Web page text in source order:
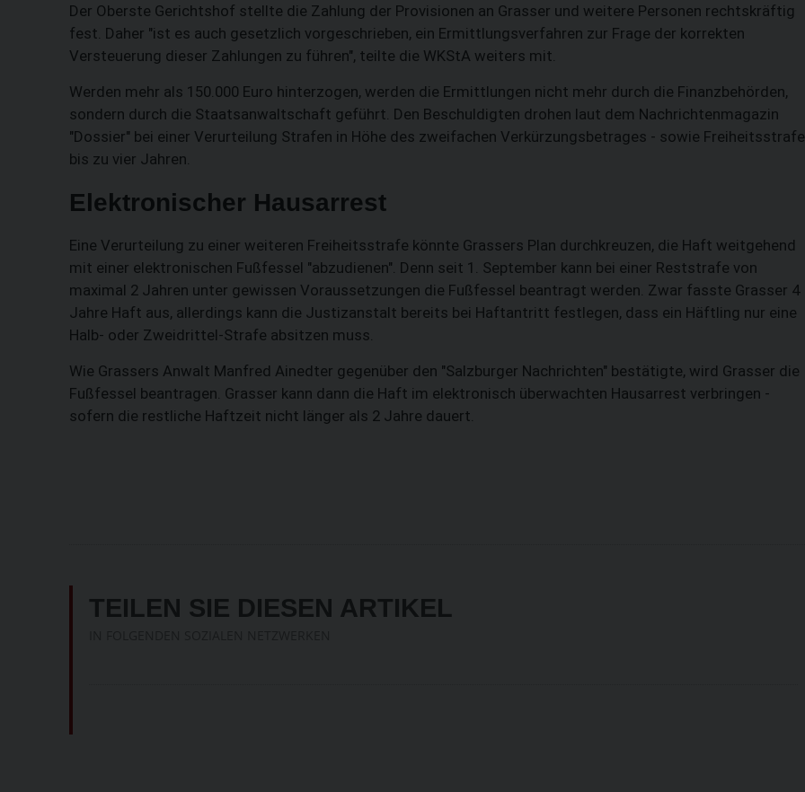
Der Oberste Gerichtshof stellte die Zahlung der Provisionen an Grasser und weitere Personen rechtskräftig
fest. Daher "ist es auch gesetzlich vorgeschrieben, ein Ermittlungsverfahren zur Frage der korrekten
Versteuerung dieser Zahlungen zu führen", teilte die WKStA weiters mit.
Werden mehr als 150.000 Euro hinterzogen, werden die Ermittlungen nicht mehr durch die Finanzbehörden,
sondern durch die Staatsanwaltschaft geführt. Den Beschuldigten drohen laut dem Nachrichtenmagazin
"Dossier" bei einer Verurteilung Strafen in Höhe des zweifachen Verkürzungsbetrages - sowie
bis zu vier Jahren.
Elektronischer Hausarrest
Eine Verurteilung zu einer weiteren Freiheitsstrafe könnte Grassers Plan durchkreuzen, die Haft weitgehend
mit einer elektronischen Fußfessel "abzudienen". Denn seit 1. September kann bei einer Reststrafe von
maximal 2 Jahren unter gewissen Voraussetzungen die Fußfessel beantragt werden. Zwar fasste Grasser 4
Jahre Haft aus, allerdings kann die Justizanstalt bereits bei Haftantritt festlegen, dass ein Häftling nur eine
Halb- oder Zweidrittel-Strafe absitzen muss.
Wie Grassers Anwalt Manfred Ainedter gegenüber den "Salzburger Nachrichten" bestätigte, wird Grasser die
Fußfessel beantragen. Grasser kann dann die Haft im elektronisch überwachten Hausarrest verbringen -
sofern die restliche Haftzeit nicht länger als 2 Jahre dauert.
TEILEN SIE DIESEN ARTIKEL